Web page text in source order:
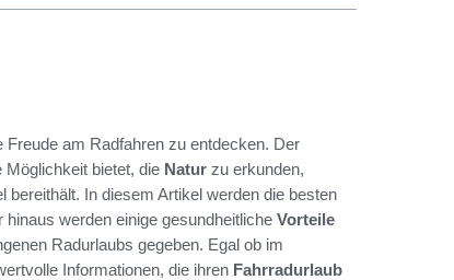
am Radfahren zu entdecken. Der
bietet, die Natur zu erkunden,
bereithält. In diesem Artikel werden die besten
hinaus werden einige gesundheitliche Vorteile
Radurlaubs gegeben. Egal ob im
Informationen, die ihren Fahrradurlaub